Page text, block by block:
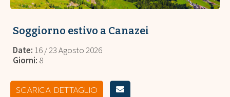
Soggiorno estivo a Canazei
Date: 16 / 23 Agosto 2026
Giorni: 8
SCARICA DETTAGLIO